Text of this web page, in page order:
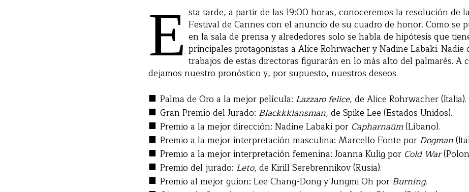
E sta tarde, a partir de las 19:00 horas, conoceremos la resolución de
Festival de Cannes con el anuncio de su cuadro de honor. Como se
en la sala de prensa y alrededores solo se habla de hipótesis que
principales protagonistas a Alice Rohrwacher y Nadine Labaki. Nadie
trabajos de estas directoras figurarán en lo más alto del palmarés. A
dejamos nuestro pronóstico y, por supuesto, nuestros deseos.
■ Palma de Oro a la mejor película: Lazzaro felice, de Alice Rohrwacher (Italia).
■ Gran Premio del Jurado: Blackkklansman, de Spike Lee (Estados Unidos).
■ Premio a la mejor dirección: Nadine Labaki por Capharnaüm(Líbano).
■ Premio a la mejor interpretación masculina: Marcello Fonte por Dogman
■ Premio a la mejor interpretación femenina: Joanna Kulig por Cold War
■ Premio del jurado: Leto, de Kirill Serebrennikov (Rusia).
■ Premio al mejor guion: Lee Chang-Dong y Jungmi Oh por Burning.